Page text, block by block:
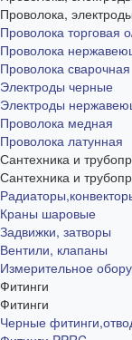
Проволока, электроды
Проволока торговая
Проволока
Проволока сварочная
Электроды черные
Электроды
Проволока медная
Проволока латунная
Сантехника и
Сантехника и
Краны шаровые
Задвижки, затворы
Вентили, клапаны
Измерительное
Фитинги
Фитинги
Черные